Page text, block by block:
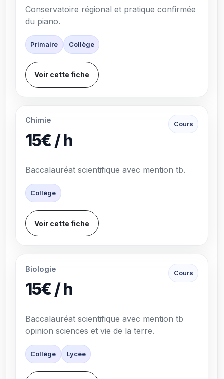
Conservatoire régional et pratique confirmée
du piano.
Primaire Collège
Voir cette fiche
Chimie
15€ / h
Cours
Baccalauréat scientifique avec mention tb.
Collège
Voir cette fiche
Biologie
15€ / h
Cours
Baccalauréat scientifique avec mention tb
opinion sciences et vie de la terre.
Collège Lycée